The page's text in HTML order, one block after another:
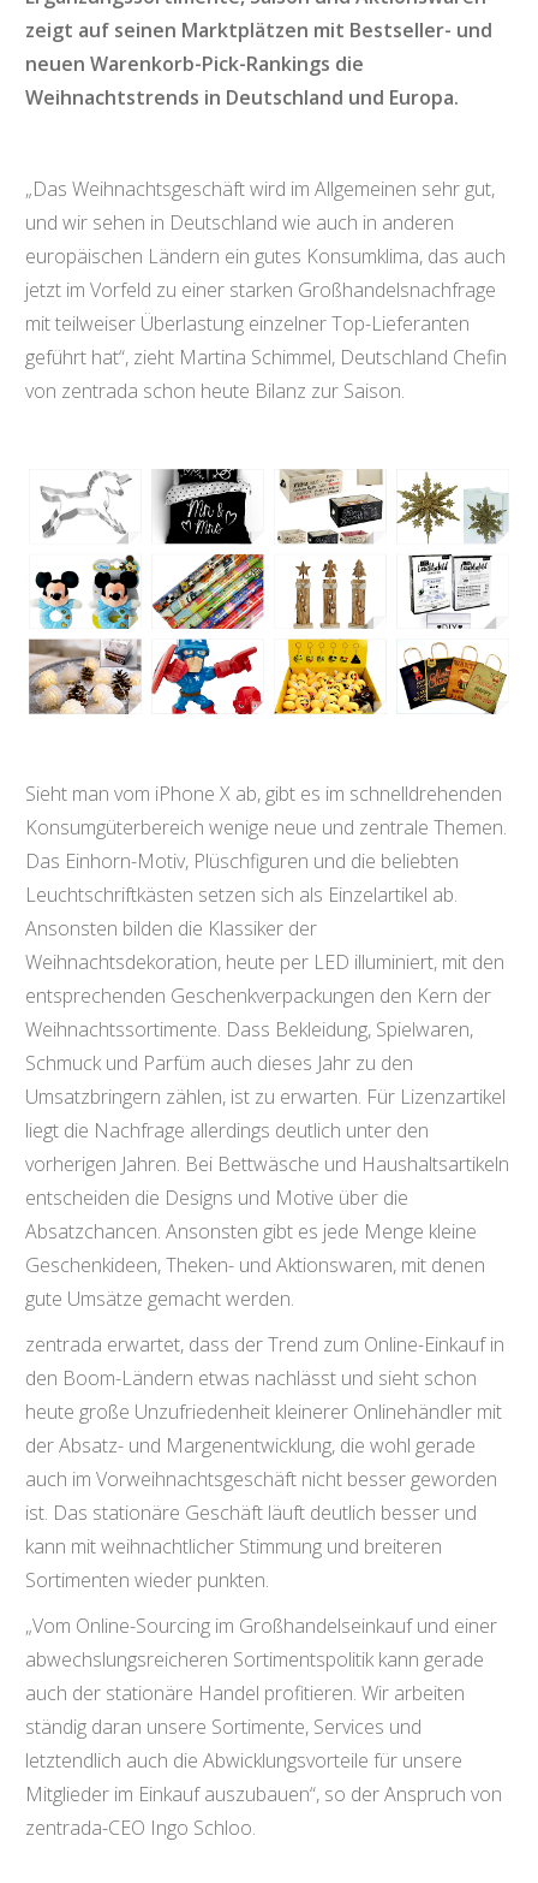
zeigt auf seinen Marktplätzen mit Bestseller- und
neuen Warenkorb-Pick-Rankings die
Weihnachtstrends in Deutschland und Europa.
„Das Weihnachtsgeschäft wird im Allgemeinen sehr gut,
und wir sehen in Deutschland wie auch in anderen
europäischen Ländern ein gutes Konsumklima, das auch
jetzt im Vorfeld zu einer starken Großhandelsnachfrage
mit teilweiser Überlastung einzelner Top-Lieferanten
geführt hat“, zieht Martina Schimmel, Deutschland Chefin
von zentrada schon heute Bilanz zur Saison.
Sieht man vom iPhone X ab, gibt es im schnelldrehenden
Konsumgüterbereich wenige neue und zentrale Themen.
Das Einhorn-Motiv, Plüschfiguren und die beliebten
Leuchtschriftkästen setzen sich als Einzelartikel ab.
Ansonsten bilden die Klassiker der
Weihnachtsdekoration, heute per LED illuminiert, mit den
entsprechenden Geschenkverpackungen den Kern der
Weihnachtssortimente. Dass Bekleidung, Spielwaren,
Schmuck und Parfüm auch dieses Jahr zu den
Umsatzbringern zählen, ist zu erwarten. Für Lizenzartikel
liegt die Nachfrage allerdings deutlich unter den
vorherigen Jahren. Bei Bettwäsche und Haushaltsartikeln
entscheiden die Designs und Motive über die
Absatzchancen. Ansonsten gibt es jede Menge kleine
Geschenkideen, Theken- und Aktionswaren, mit denen
gute Umsätze gemacht werden.
zentrada erwartet, dass der Trend zum Online-Einkauf in
den Boom-Ländern etwas nachlässt und sieht schon
heute große Unzufriedenheit kleinerer Onlinehändler mit
der Absatz- und Margenentwicklung, die wohl gerade
auch im Vorweihnachtsgeschäft nicht besser geworden
ist. Das stationäre Geschäft läuft deutlich besser und
kann mit weihnachtlicher Stimmung und breiteren
Sortimenten wieder punkten.
„Vom Online-Sourcing im Großhandelseinkauf und einer
abwechslungsreicheren Sortimentspolitik kann gerade
auch der stationäre Handel profitieren. Wir arbeiten
ständig daran unsere Sortimente, Services und
letztendlich auch die Abwicklungsvorteile für unsere
Mitglieder im Einkauf auszubauen“, so der Anspruch von
zentrada-CEO Ingo Schloo.